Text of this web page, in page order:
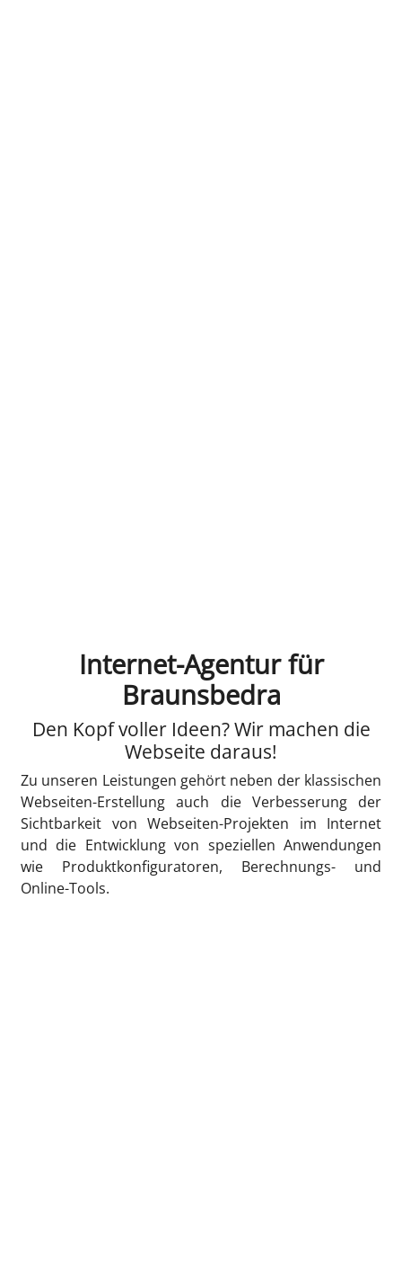
Internet-Agentur für
Braunsbedra
Den Kopf voller Ideen? Wir machen die
Webseite daraus!
Zu unseren Leistungen gehört neben der klassischen
Webseiten-Erstellung auch die Verbesserung der
Sichtbarkeit von Webseiten-Projekten im Internet
und die Entwicklung von speziellen Anwendungen
wie Produktkonfiguratoren, Berechnungs- und
Online-Tools.